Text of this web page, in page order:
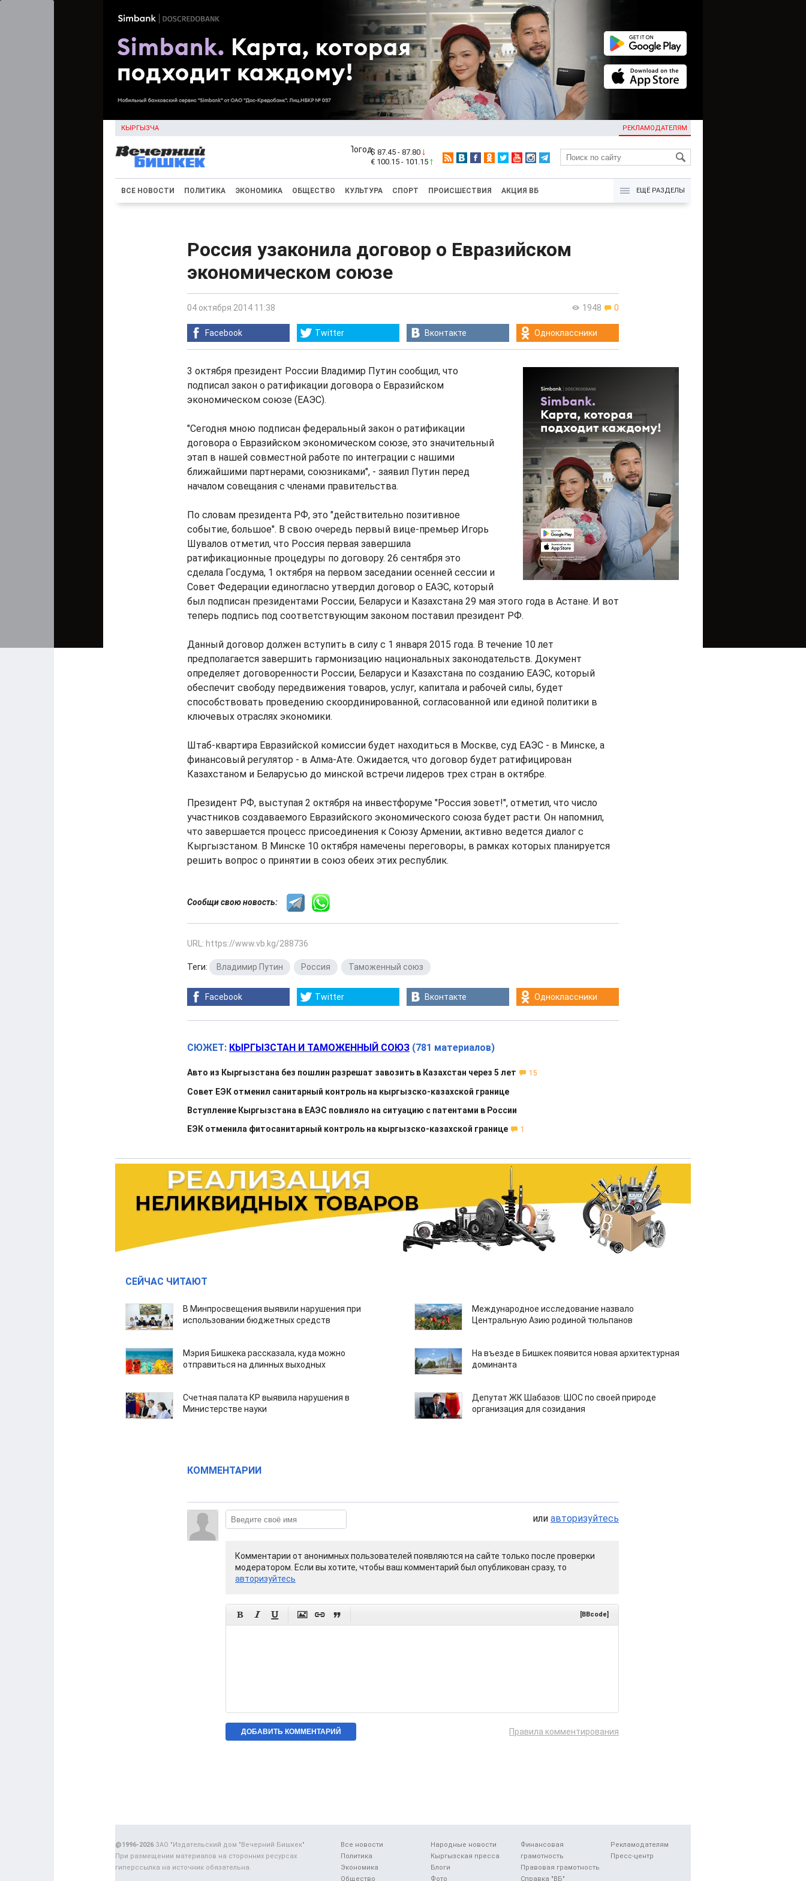
КЫРГЫЗЧА РЕКЛАМОДАТЕЛЯМ
KG
$ 87.45 - 87.80
€ 100.15 - 101.15
ВСЕ НОВОСТИ ПОЛИТИКА ЭКОНОМИКА ОБЩЕСТВО КУЛЬТУРА СПОРТ ПРОИСШЕСТВИЯ АКЦИЯ ВБ ЕЩЁ РАЗДЕЛЫ
Россия узаконила договор о Евразийском
экономическом союзе
1948 0
04 октября 2014 11:38
Facebook Twitter Вконтакте Одноклассники
3 октября президент России Владимир Путин сообщил, что
подписал закон о ратификации договора о Евразийском
экономическом союзе (ЕАЭС).
"Сегодня мною подписан федеральный закон о ратификации
договора о Евразийском экономическом союзе, это значительный
этап в нашей совместной работе по интеграции с нашими
ближайшими партнерами, союзниками", - заявил Путин перед
началом совещания с членами правительства.
По словам президента РФ, это "действительно позитивное
событие, большое". В свою очередь первый вице-премьер Игорь
Шувалов отметил, что Россия первая завершила
ратификационные процедуры по договору. 26 сентября это
сделала Госдума, 1 октября на первом заседании осенней сессии и
Совет Федерации единогласно утвердил договор о ЕАЭС, который
был подписан президентами России, Беларуси и Казахстана 29 мая этого года в Астане. И вот
теперь подпись под соответствующим законом поставил президент РФ.
Данный договор должен вступить в силу с 1 января 2015 года. В течение 10 лет
предполагается завершить гармонизацию национальных законодательств. Документ
определяет договоренности России, Беларуси и Казахстана по созданию ЕАЭС, который
обеспечит свободу передвижения товаров, услуг, капитала и рабочей силы, будет
способствовать проведению скоординированной, согласованной или единой политики в
ключевых отраслях экономики.
Штаб-квартира Евразийской комиссии будет находиться в Москве, суд ЕАЭС - в Минске, а
финансовый регулятор - в Алма-Ате. Ожидается, что договор будет ратифицирован
Казахстаном и Беларусью до минской встречи лидеров трех стран в октябре.
Президент РФ, выступая 2 октября на инвестфоруме "Россия зовет!", отметил, что число
участников создаваемого Евразийского экономического союза будет расти. Он напомнил,
что завершается процесс присоединения к Союзу Армении, активно ведется диалог с
Кыргызстаном. В Минске 10 октября намечены переговоры, в рамках которых планируется
решить вопрос о принятии в союз обеих этих республик.
Сообщи свою новость:
URL: https://www.vb.kg/288736
Теги: Владимир Путин Россия Таможенный союз
Facebook Twitter Вконтакте Одноклассники
СЮЖЕТ: КЫРГЫЗСТАН И ТАМОЖЕННЫЙ СОЮЗ (781 материалов)
Авто из Кыргызстана без пошлин разрешат завозить в Казахстан через 5 лет 15
Совет ЕЭК отменил санитарный контроль на кыргызско-казахской границе
Вступление Кыргызстана в ЕАЭС повлияло на ситуацию с патентами в России
ЕЭК отменила фитосанитарный контроль на кыргызско-казахской границе
1
СЕЙЧАС ЧИТАЮТ
В Минпросвещения выявили нарушения при
использовании бюджетных средств
Международное исследование назвало
Центральную Азию родиной тюльпанов
Мэрия Бишкека рассказала, куда можно
отправиться на длинных выходных
На въезде в Бишкек появится новая архитектурная
доминанта
Счетная палата КР выявила нарушения в
Министерстве науки
Депутат ЖК Шабазов: ШОС по своей природе
организация для созидания
КОММЕНТАРИИ
или авторизуйтесь
Комментарии от анонимных пользователей появляются на сайте только после проверки
модератором. Если вы хотите, чтобы ваш комментарий был опубликован сразу, то
авторизуйтесь
      [BBcode]
Правила комментирования
Все новости
Политика
Экономика
Общество
Народные новости
Кыргызская пресса
Блоги
Фото
Финансовая
грамотность
Правовая грамотность
Справка "ВБ"
Рекламодателям
Пресс-центр
@1996-2026ЗАО "Издательский дом "Вечерний Бишкек"
При размещении материалов на сторонних ресурсах
гиперссылка на источник обязательна.